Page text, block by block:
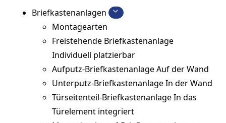
Briefkastenanlagen
Montagearten
Freistehende Briefkastenanlage
Individuell platzierbar
Aufputz-BriefkastenanlageAuf der Wand
Unterputz-BriefkastenanlageIn der Wand
Türseitenteil-BriefkastenanlageIn das
Türelement integriert